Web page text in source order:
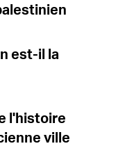
est-il la
l'histoire
ville